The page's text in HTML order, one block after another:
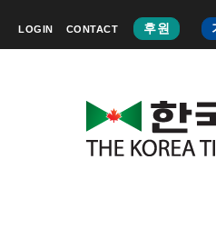
LOGIN CONTACT 후원